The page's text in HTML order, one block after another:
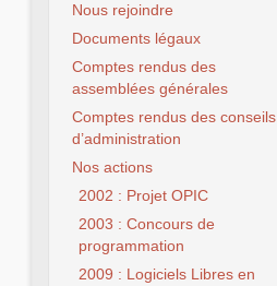
Nous rejoindre
Documents légaux
Comptes rendus des
assemblées générales
Comptes rendus des conseils
d’administration
Nos actions
2002 : Projet OPIC
2003 : Concours de
programmation
2009 : Logiciels Libres en